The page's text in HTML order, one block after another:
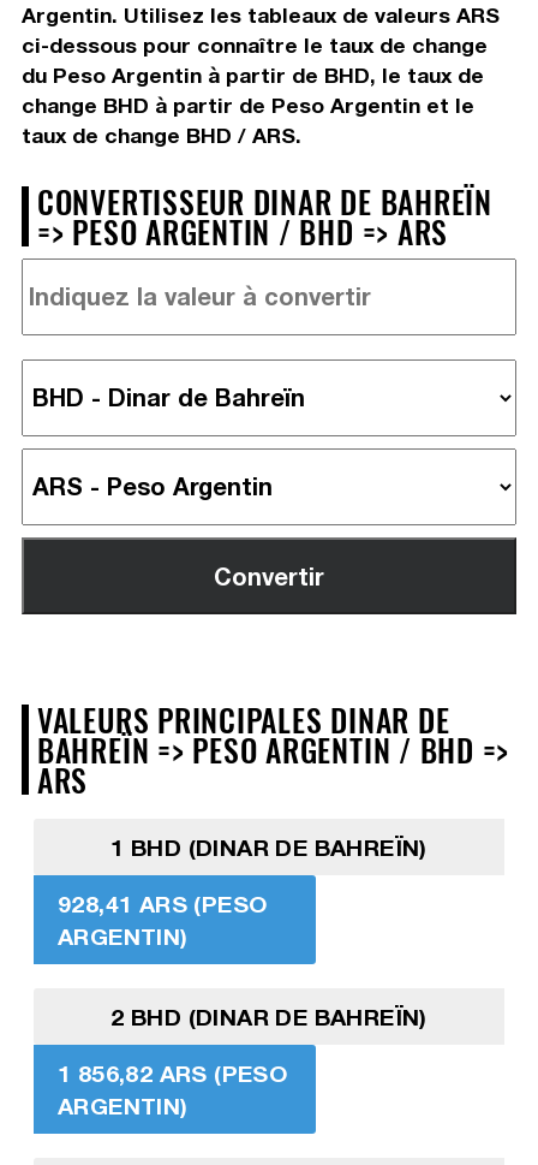
Argentin. Utilisez les tableaux de valeurs ARS
ci-dessous pour connaître le taux de change
du Peso Argentin à partir de BHD, le taux de
change BHD à partir de Peso Argentin et le
taux de change BHD / ARS.
CONVERTISSEUR DINAR DE BAHREÏN
=> PESO ARGENTIN / BHD => ARS
VALEURS PRINCIPALES DINAR DE
BAHREÏN => PESO ARGENTIN / BHD =>
ARS
1 BHD (DINAR DE BAHREÏN)
928,41 ARS (PESO
ARGENTIN)
2 BHD (DINAR DE BAHREÏN)
1 856,82 ARS (PESO
ARGENTIN)